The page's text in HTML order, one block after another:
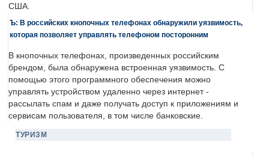
США.
Ъ: В российских кнопочных телефонах обнаружили уязвимость,
которая позволяет управлять телефоном посторонним
В кнопочных телефонах, произведенных российским
брендом, была обнаружена встроенная уязвимость. С
помощью этого программного обеспечения можно
управлять устройством удаленно через интернет -
рассылать спам и даже получать доступ к приложениям и
сервисам пользователя, в том числе банковские.
ТУРИЗМ